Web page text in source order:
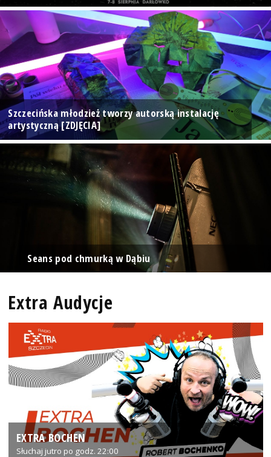
Szczecińska młodzież tworzy autorską instalację
artystyczną [ZDJĘCIA]
Seans pod chmurką w Dąbiu
Extra Audycje
EXTRA BOCHEN
Słuchaj jutro po godz. 22:00